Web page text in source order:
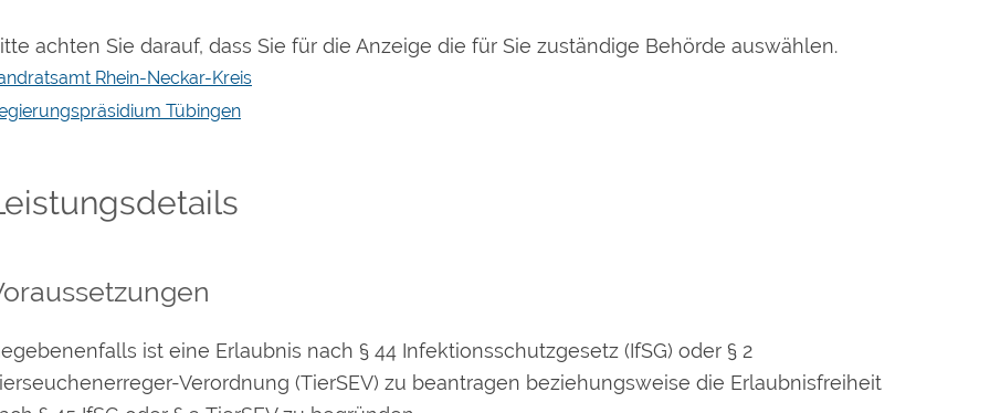
achten Sie darauf, dass Sie für die Anzeige die für Sie zuständige Behörde auswählen.
Rhein-Neckar-Kreis
Tübingen
ist eine Erlaubnis nach § 44 Infektionsschutzgesetz (IfSG) oder § 2
Verordnung (TierSEV) zu beantragen beziehungsweise die Erlaubnisfreiheit